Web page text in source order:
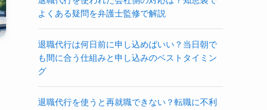
よくある疑問を弁護士監修で解説
退職代行は何日前に申し込めばいい？当日朝で
も間に合う仕組みと申し込みのベストタイミン
グ
退職代行を使うと再就職できない？転職に不利